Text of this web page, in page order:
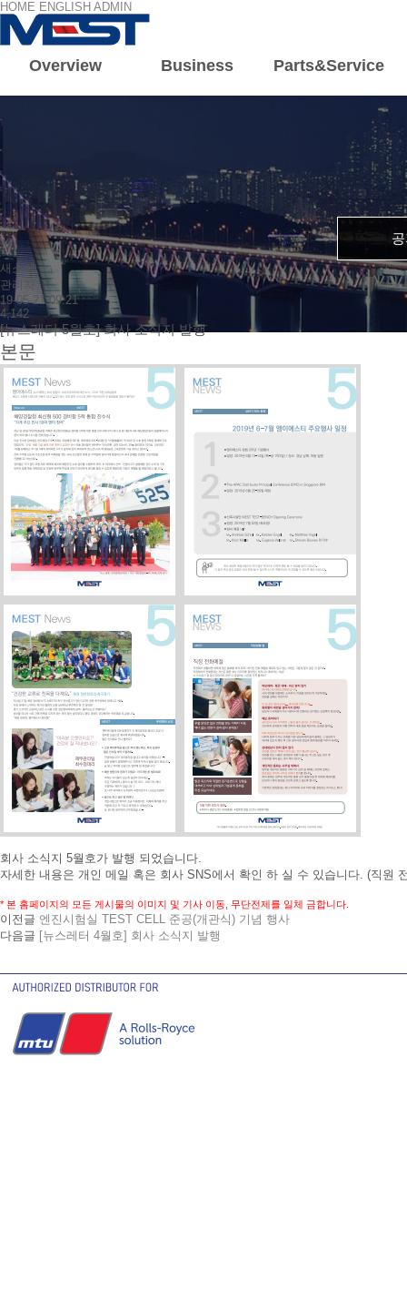
HOME ENGLISH ADMIN
Overview Business Parts&Service
인사말
조직도
연혁
주
육상
해상
전기/전
새소식
관리자
19-05-21 09:21
4,142
[뉴스레터 5월호] 회사 소식지 발행
본문
회사 소식지 5월호가 발행 되었습니다.
자세한 내용은 개인 메일 혹은 회사 SNS에서 확인 하 실 수 있습니다. (직원
* 본 홈페이지의 모든 게시물의 이미지 및 기사 이동, 무단전제를 일체 금합니다.
이전글 엔진시험실 TEST CELL 준공(개관식) 기념 행사
다음글 [뉴스레터 4월호] 회사 소식지 발행